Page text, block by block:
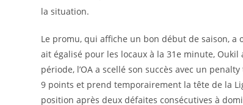
la situation.
Le promu, qui affiche un bon début de saison, a
ait égalisé pour les locaux à la 31e minute, Oukil
période, l’OA a scellé son succès avec un
9 points et prend temporairement la tête de la
position après deux défaites consécutives à